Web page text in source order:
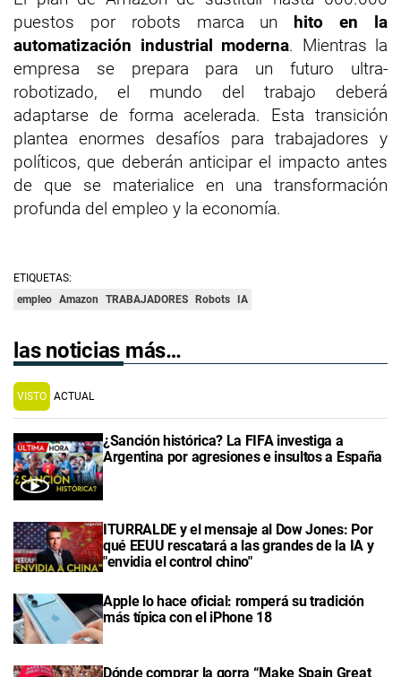
puestos por robots marca un hito en la
automatización industrial moderna. Mientras la
empresa se prepara para un futuro ultra-
robotizado, el mundo del trabajo deberá
adaptarse de forma acelerada. Esta transición
plantea enormes desafíos para trabajadores y
políticos, que deberán anticipar el impacto antes
de que se materialice en una transformación
profunda del empleo y la economía.
ETIQUETAS:
empleo Amazon TRABAJADORES Robots IA
las noticias más…
VISTO ACTUAL
¿Sanción histórica? La FIFA investiga a
Argentina por agresiones e insultos a España
ITURRALDE y el mensaje al Dow Jones: Por
qué EEUU rescatará a las grandes de la IA y
"envidia el control chino"
Apple lo hace oficial: romperá su tradición
más típica con el iPhone 18
Dónde comprar la gorra “Make Spain Great